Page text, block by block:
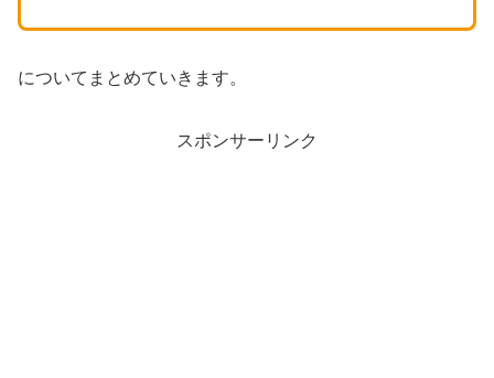
についてまとめていきます。
スポンサーリンク